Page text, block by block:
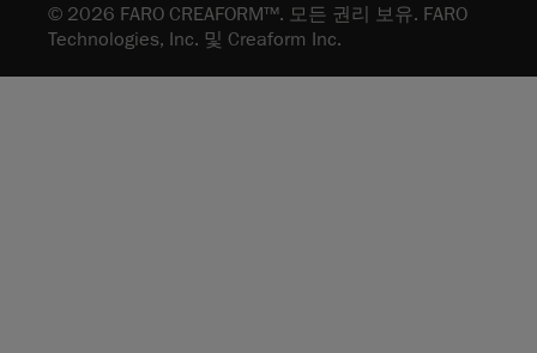
© 2026 FARO CREAFORM™. 모든 권리 보유. FARO
Technologies, Inc. 및 Creaform Inc.